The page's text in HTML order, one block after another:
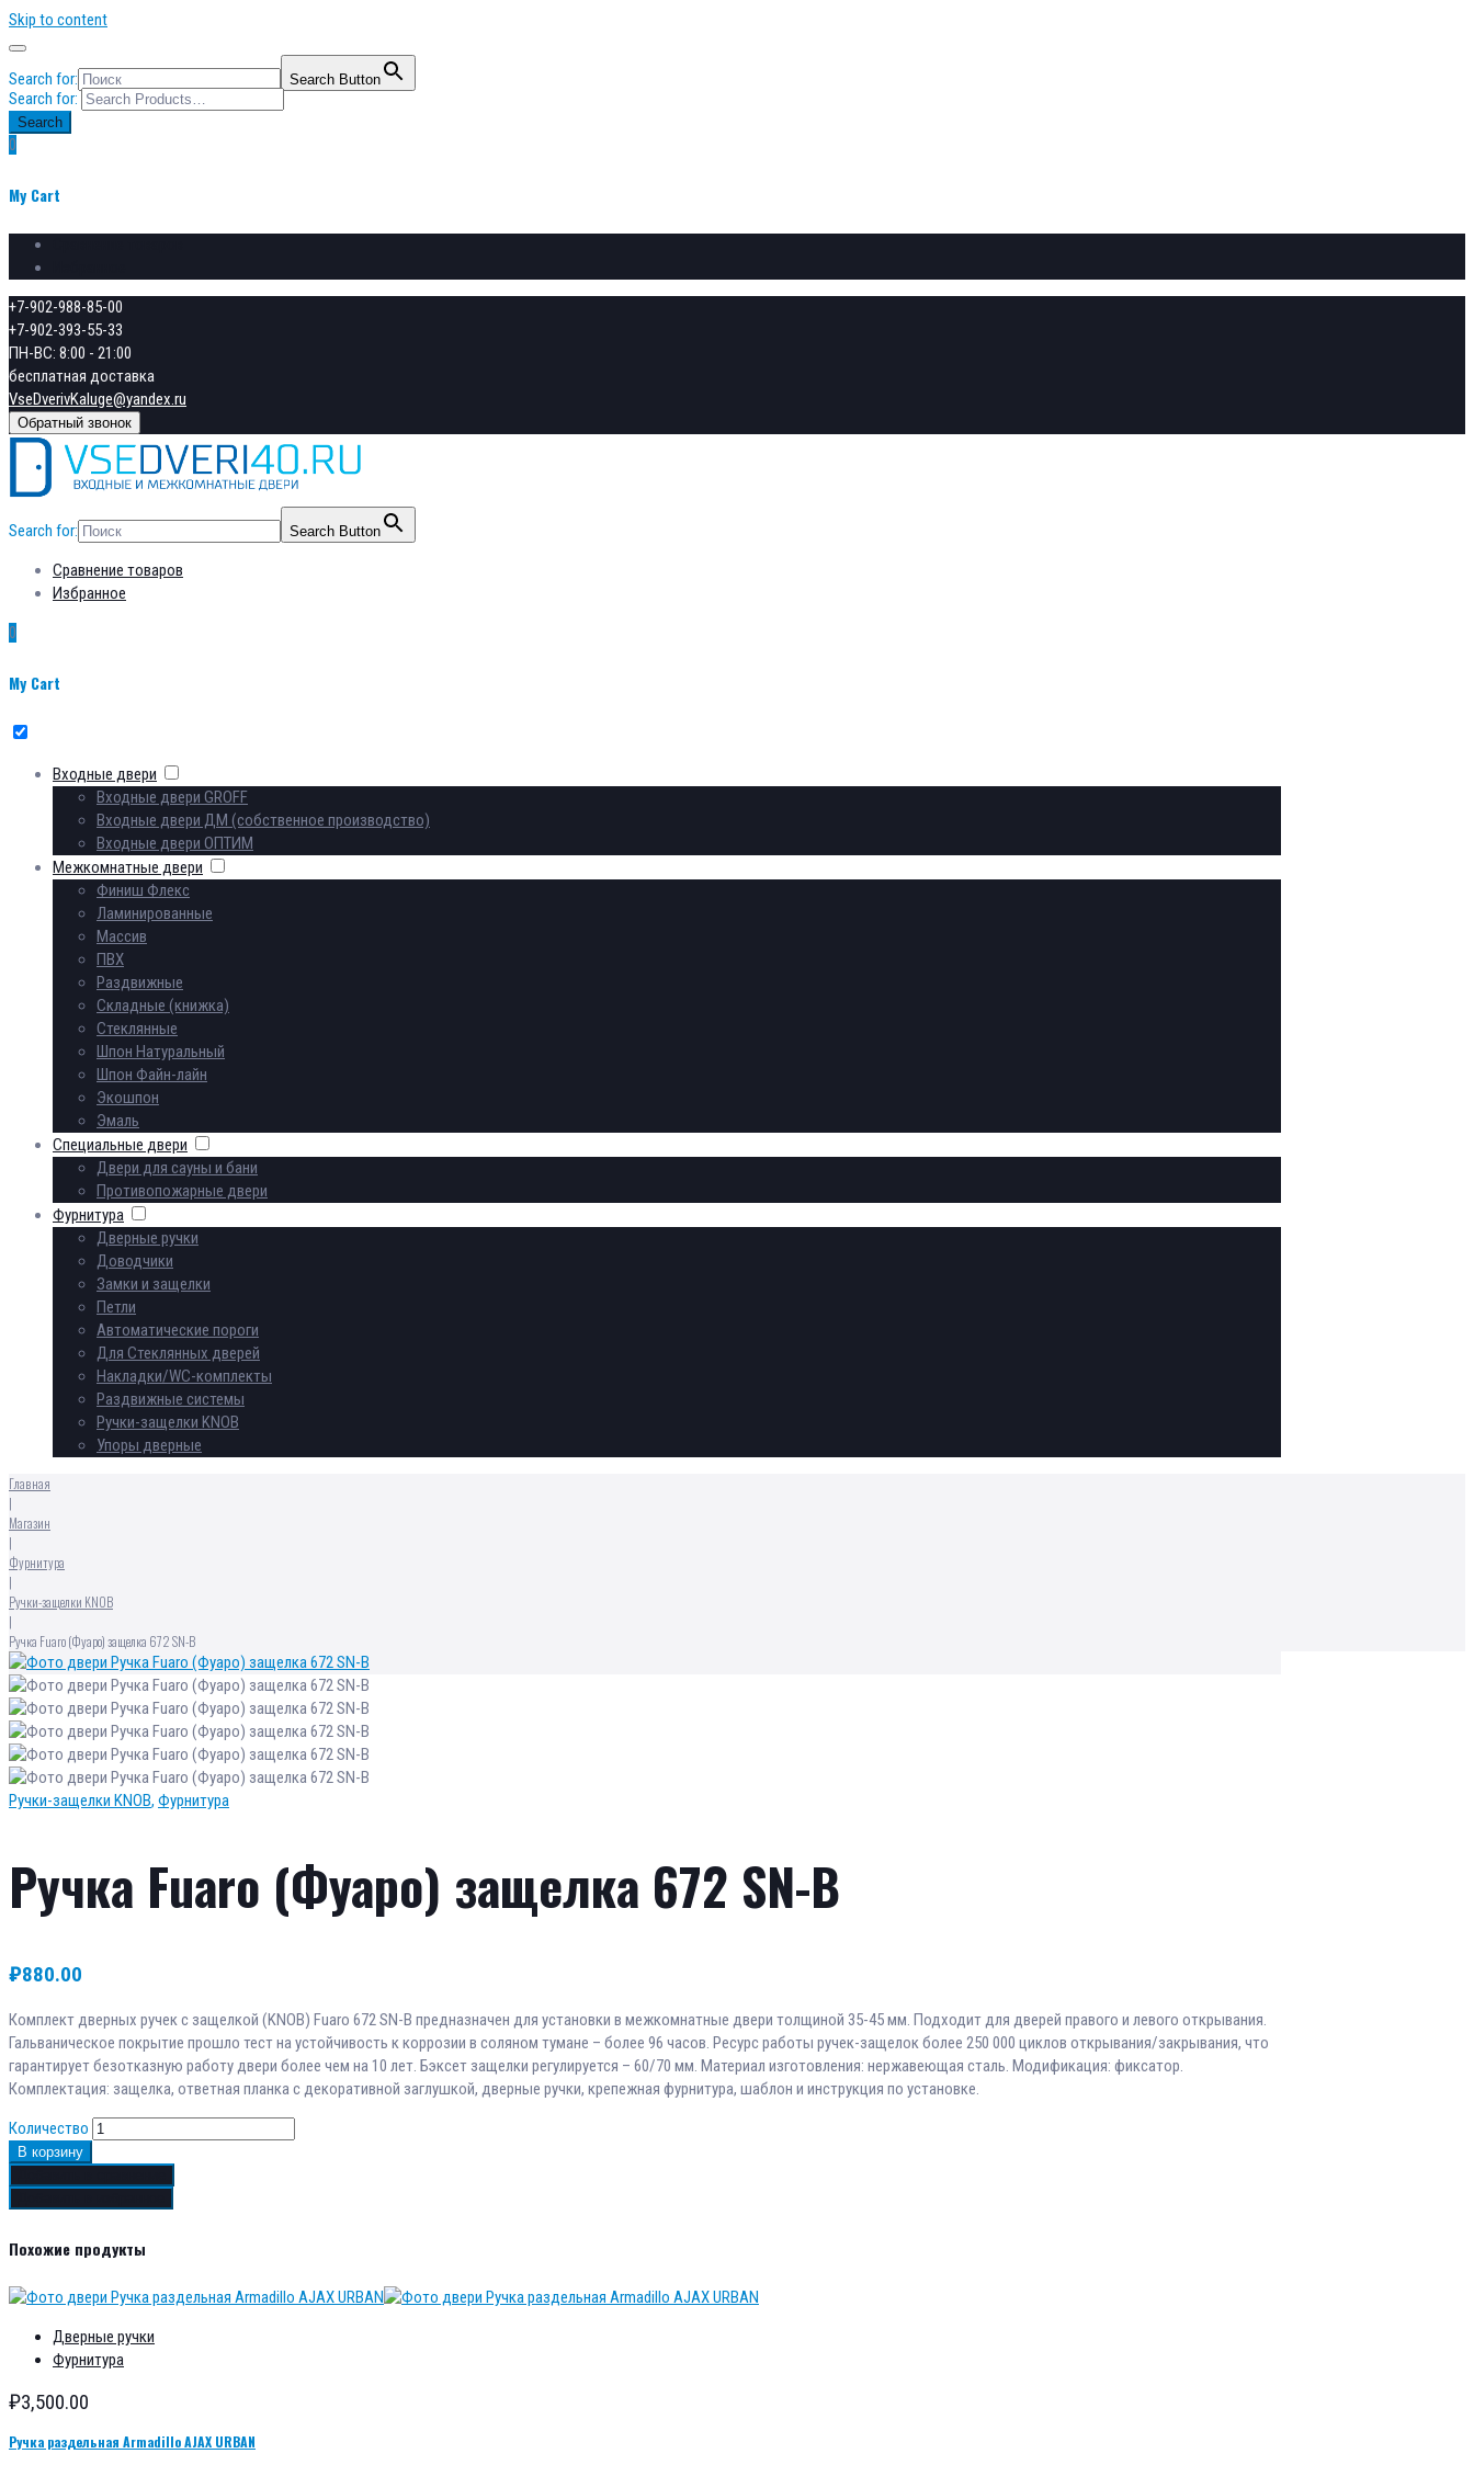
Skip to content
Search for: Search Button
Search for:
Search
0
My Cart
+7-902-988-85-00
+7-902-393-55-33
ПН-ВС: 8:00 - 21:00
бесплатная доставка
VseDverivKaluge@yandex.ru
Обратный звонок
Search for: Search Button
Сравнение товаров
Избранное
0
My Cart
Входные двери
Входные двери GROFF
Входные двери ДМ (собственное производство)
Входные двери ОПТИМ
Межкомнатные двери
Финиш Флекс
Ламинированные
Массив
ПВХ
Раздвижные
Складные (книжка)
Стеклянные
Шпон Натуральный
Шпон Файн-лайн
Экошпон
Эмаль
Специальные двери
Двери для сауны и бани
Противопожарные двери
Фурнитура
Дверные ручки
Доводчики
Замки и защелки
Петли
Автоматические пороги
Для Стеклянных дверей
Накладки/WC-комплекты
Раздвижные системы
Ручки-защелки KNOB
Упоры дверные
Главная
|
Магазин
|
Фурнитура
|
Ручки-защелки KNOB
|
Ручка Fuaro (Фуаро) защелка 672 SN-B
Ручки-защелки KNOB, Фурнитура
Ручка Fuaro (Фуаро) защелка 672 SN-B
₽880.00
Комплект дверных ручек с защелкой (KNOB) Fuaro 672 SN-B предназначен для установки в межкомнатные двери толщиной 35-45 мм. Подходит для дверей правого и левого открывания.
Гальваническое покрытие прошло тест на устойчивость к коррозии в соляном тумане – более 96 часов. Ресурс работы ручек-защелок более 250 000 циклов открывания/закрывания, что
гарантирует безотказную работу двери более чем на 10 лет. Бэксет защелки регулируется – 60/70 мм. Материал изготовления: нержавеющая сталь. Модификация: фиксатор.
Комплектация: защелка, ответная планка с декоративной заглушкой, дверные ручки, крепежная фурнитура, шаблон и инструкция по установке.
Количество
В корзину
Похожие продукты
Дверные ручки
Фурнитура
₽3,500.00
Ручка раздельная Armadillo AJAX URBAN